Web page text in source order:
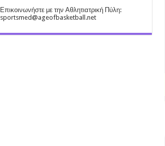
Επικοινωνήστε με την Αθλητιατρική Πύλη:
sportsmed@ageofbasketball.net